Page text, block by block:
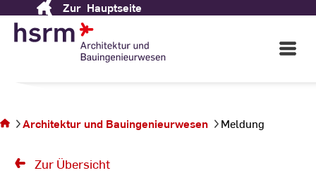
Content
Zur Hauptseite
Open
Main
sich auf
Meldung
Architektur und Bauingenieurwesen Meldung
Zur Übersicht